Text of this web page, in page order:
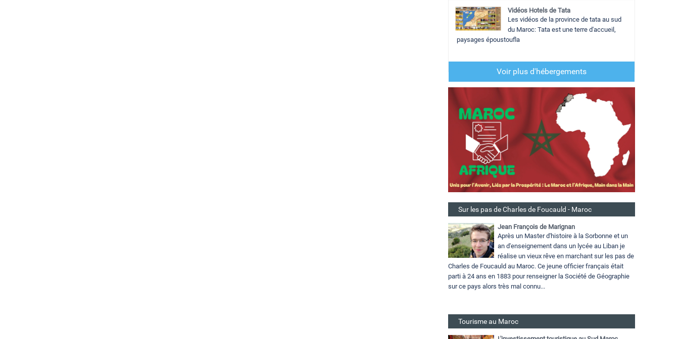
Vidéos Hotels de Tata
Les vidéos de la province de tata au sud
du Maroc: Tata est une terre d'accueil,
paysages époustoufla
Voir plus d'hébergements
Sur les pas de Charles de Foucauld - Maroc
Jean François de Marignan
Après un Master d'histoire à la Sorbonne et un
an d'enseignement dans un lycée au Liban je
réalise un vieux rêve en marchant sur les pas de
Charles de Foucauld au Maroc. Ce jeune officier français était
parti à 24 ans en 1883 pour renseigner la Société de Géographie
sur ce pays alors très mal connu...
Tourisme au Maroc